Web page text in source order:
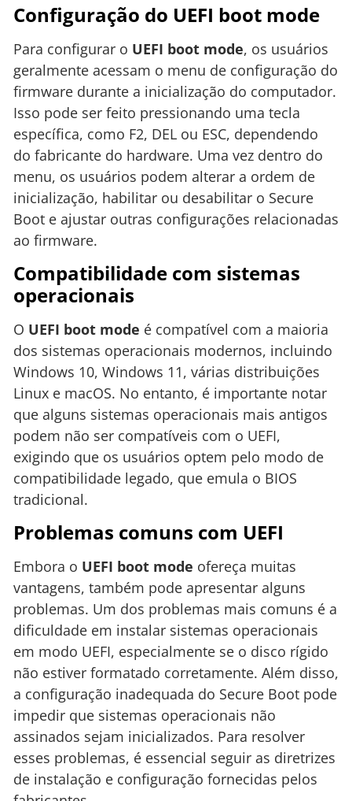
Configuração do UEFI boot mode
Para configurar o UEFI boot mode, os usuários
geralmente acessam o menu de configuração do
firmware durante a inicialização do computador.
Isso pode ser feito pressionando uma tecla
específica, como F2, DEL ou ESC, dependendo
do fabricante do hardware. Uma vez dentro do
menu, os usuários podem alterar a ordem de
inicialização, habilitar ou desabilitar o Secure
Boot e ajustar outras configurações relacionadas
ao firmware.
Compatibilidade com sistemas
operacionais
O UEFI boot mode é compatível com a maioria
dos sistemas operacionais modernos, incluindo
Windows 10, Windows 11, várias distribuições
Linux e macOS. No entanto, é importante notar
que alguns sistemas operacionais mais antigos
podem não ser compatíveis com o UEFI,
exigindo que os usuários optem pelo modo de
compatibilidade legado, que emula o BIOS
tradicional.
Problemas comuns com UEFI
Embora o UEFI boot mode ofereça muitas
vantagens, também pode apresentar alguns
problemas. Um dos problemas mais comuns é a
dificuldade em instalar sistemas operacionais
em modo UEFI, especialmente se o disco rígido
não estiver formatado corretamente. Além disso,
a configuração inadequada do Secure Boot pode
impedir que sistemas operacionais não
assinados sejam inicializados. Para resolver
esses problemas, é essencial seguir as diretrizes
de instalação e configuração fornecidas pelos